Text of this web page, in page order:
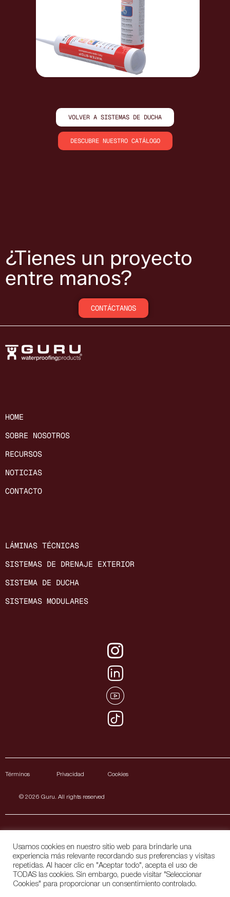
VOLVER A SISTEMAS DE DUCHA
DESCUBRE NUESTRO CATÁLOGO
¿Tienes un proyecto
entre manos?
CONTÁCTANOS
HOME
SOBRE NOSOTROS
RECURSOS
NOTICIAS
CONTACTO
LÁMINAS TÉCNICAS
SISTEMAS DE DRENAJE EXTERIOR
SISTEMA DE DUCHA
SISTEMAS MODULARES
Términos Privacidad Cookies
© 2026 Guru. All rights reserved
Usamos cookies en nuestro sitio web para brindarle una
experiencia más relevante recordando sus preferencias y visitas
repetidas. Al hacer clic en "Aceptar todo", acepta el uso de
TODAS las cookies. Sin embargo, puede visitar "Seleccionar
Cookies" para proporcionar un consentimiento controlado.
Español English(Inglés) Français(Francés
Portugués, Portugal